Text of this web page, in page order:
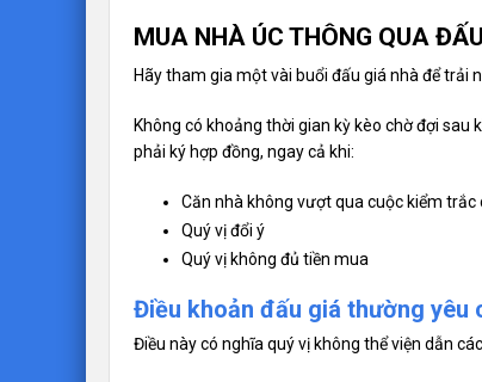
MUA NHÀ ÚC THÔNG QUA
Hãy tham gia một vài buổi đấu giá nhà để trải
Không có khoảng thời gian kỳ kèo chờ đợi
phải ký hợp đồng, ngay cả khi:
Căn nhà không vượt qua cuộc kiểm trắc
Quý vị đổi ý
Quý vị không đủ tiền mua
Điều khoản đấu giá thường yêu
Điều này có nghĩa quý vị không thể viện dẫn